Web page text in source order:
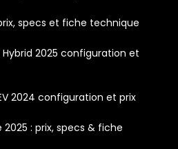
specs et fiche technique
2025 configuration et
2024 configuration et prix
: prix, specs & fiche